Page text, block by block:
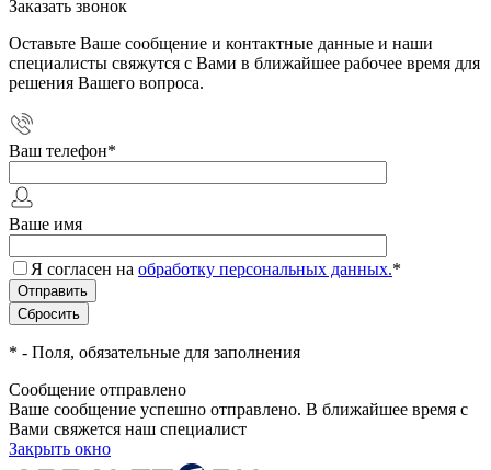
Заказать звонок
Оставьте Ваше сообщение и контактные данные и наши
специалисты свяжутся с Вами в ближайшее рабочее время для
решения Вашего вопроса.
Ваш телефон*
Ваше имя
Я согласен на обработку персональных данных.*
* - Поля, обязательные для заполнения
Сообщение отправлено
Ваше сообщение успешно отправлено. В ближайшее время с
Вами свяжется наш специалист
Закрыть окно